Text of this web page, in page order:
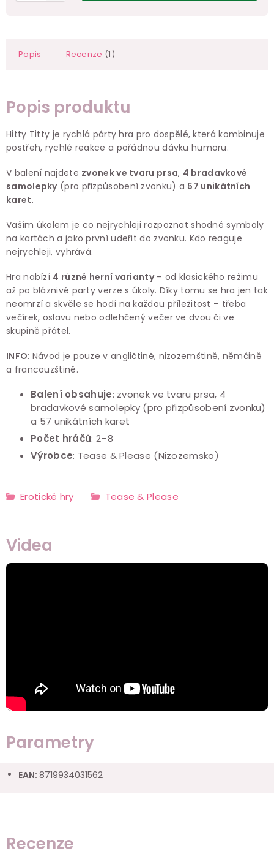
Popis Recenze (1)
Popis produktu
Hitty Titty je rychlá párty hra pro dospělé, která kombinuje
postřeh, rychlé reakce a pořádnou dávku humoru.
V balení najdete zvonek ve tvaru prsa, 4 bradavkové
samolepky(pro přizpůsobení zvonku) a 57 unikátních
karet.
Vaším úkolem je co nejrychleji rozpoznat shodné symboly
na kartách a jako první udeřit do zvonku. Kdo reaguje
nejrychleji, vyhrává.
Hra nabízí 4 různé herní varianty– od klasického režimu
až po bláznivé party verze s úkoly. Díky tomu se hra jen tak
neomrzí a skvěle se hodí na každou příležitost – třeba
večírek, oslavu nebo odlehčený večer ve dvou či ve
skupině přátel.
INFO: Návod je pouze v angličtině, nizozemštině, němčině
a francouzštině.
Balení obsahuje: zvonek ve tvaru prsa, 4
bradavkové samolepky (pro přizpůsobení zvonku)
a 57 unikátních karet
Počet hráčů: 2–8
Výrobce: Tease & Please (Nizozemsko)
Erotické hry Tease & Please
Videa
Parametry
EAN: 8719934031562
Recenze